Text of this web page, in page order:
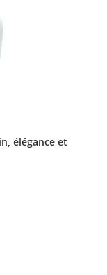
élégance et